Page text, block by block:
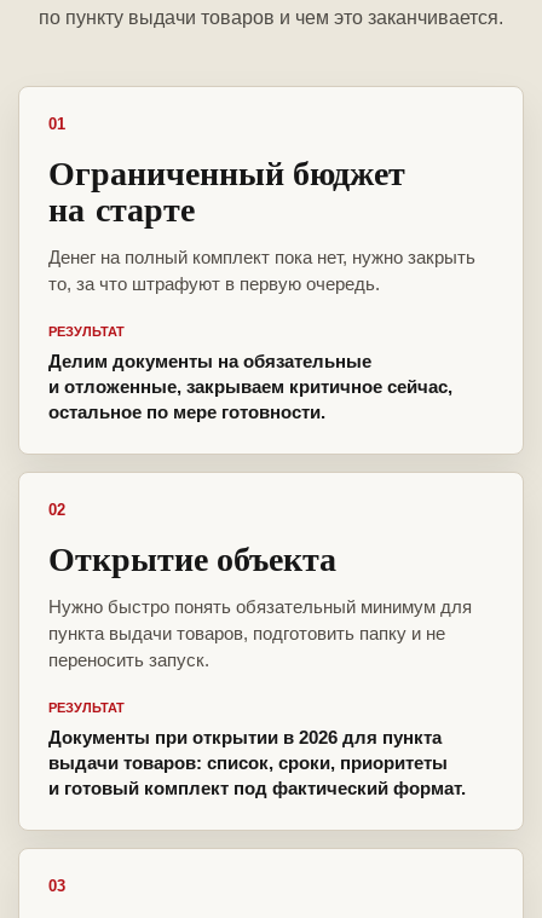
по пункту выдачи товаров и чем это заканчивается.
01
Ограниченный бюджет
на старте
Денег на полный комплект пока нет, нужно закрыть
то, за что штрафуют в первую очередь.
РЕЗУЛЬТАТ
Делим документы на обязательные
и отложенные, закрываем критичное сейчас,
остальное по мере готовности.
02
Открытие объекта
Нужно быстро понять обязательный минимум для
пункта выдачи товаров, подготовить папку и не
переносить запуск.
РЕЗУЛЬТАТ
Документы при открытии в 2026 для пункта
выдачи товаров: список, сроки, приоритеты
и готовый комплект под фактический формат.
03